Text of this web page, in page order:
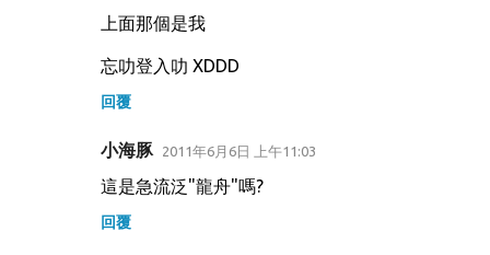
上面那個是我
忘叻登入叻 XDDD
回覆
小海豚 2011年6月6日 上午11:03
這是急流泛"龍舟"嗎?
回覆